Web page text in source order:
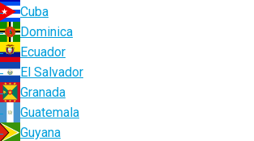
Cuba
Dominica
Ecuador
El Salvador
Granada
Guatemala
Guyana